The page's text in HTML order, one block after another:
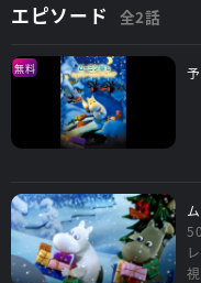
エピソード 全2話
無料